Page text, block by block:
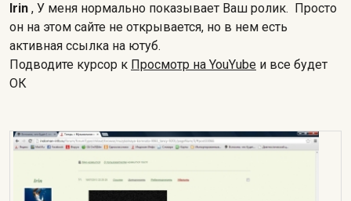
Irin , У меня нормально показывает Ваш ролик. Просто
он на этом сайте не открывается, но в нем есть
активная ссылка на ютуб.
Подводите курсор к Просмотр на YouYube и все будет
ОК